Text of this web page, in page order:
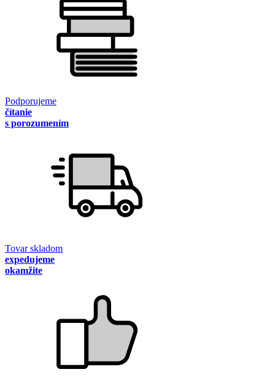
Podporujeme
čítanie
s porozumením
Tovar skladom
expedujeme
okamžite